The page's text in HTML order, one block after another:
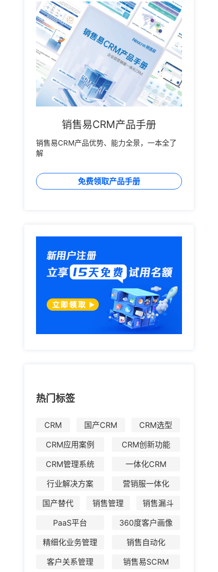
销售易CRM产品手册
销售易CRM产品优势、能力全景，一本全了
解
免费领取产品手册
热门标签
CRM 国产CRM
CRM选型
CRM应用案例
CRM创新功能
CRM管理系统
一体化CRM
行业解决方案
营销服一体化
国产替代
销售管理
销售漏斗
PaaS平台
360度客户画像
精细化业务管理
销售自动化
客户关系管理
销售易SCRM